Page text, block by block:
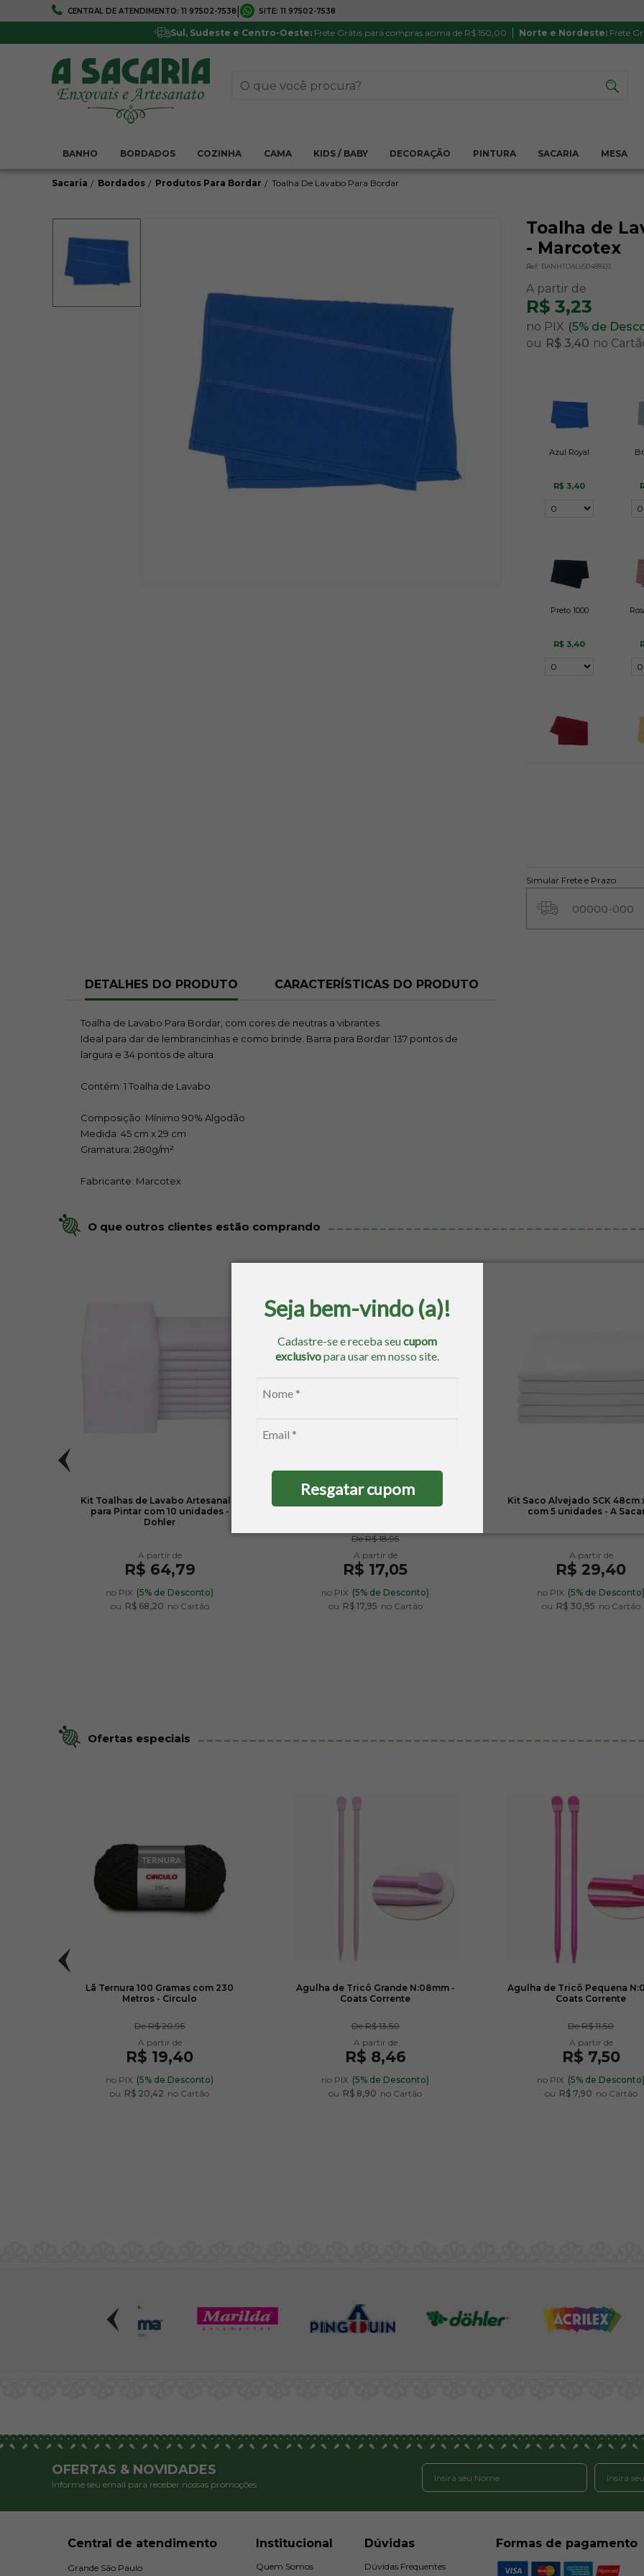
Seja bem-vindo (a)!
Cadastre-se e receba seucupom
exclusivopara usar em nosso site.
Resgatar cupom
CENTRAL DE ATENDIMENTO: 11 97502-7538 SITE: 11 97502-7538
Sul, Sudeste e Centro-Oeste:Frete Grátis para compras acima de R$ 150,00 Norte e Nordeste:Frete
BANHO BORDADOS COZINHA CAMA KIDS / BABY DECORAÇÃO PINTURA SACARIA MESA
FRETE GRÁTIS 5% DE DESCONTO
Pagamentos via boleto ou PIX Parcela mínima R$ 20,00 Satisfação
Sacaria Bordados Produtos Para Bordar Toalha De Lavabo Para Bordar
Toalha de
- Marcotex
Ref: BANHTOALVS0481603
R$ 3,23
no PIX (5% de
ou R$ 3,40 no
Azul Royal
R$ 3,40
Preto 1000
R$ 3,40
Laranja 906
Simular Frete e Prazo
DETALHES DO PRODUTO CARACTERÍSTICAS DO PRODUTO
Toalha de Lavabo Para Bordar, com cores de neutras a vibrantes.
Ideal para dar de lembrancinhas e como brinde. Barra para Bordar: 137 pontos de
largura e 34 pontos de altura.
Contém: 1 Toalha de Lavabo
Composição: Mínimo 90% Algodão
Medida: 45 cm x 29 cm
Gramatura: 280g/m²
Fabricante: Marcotex
O que outros clientes estão comprando
Kit Toalhas de Lavabo Artesanalle
para Pintar com 10 unidades -
Dohler
R$ 64,79
no PIX (5% de Desconto)
ou R$ 68,20 no Cartão
Toalha de Rosto Aveludada
DeR$ 18,95
R$ 17,05
no PIX (5% de Desconto)
ou R$ 17,95 no Cartão
Kit Saco Alvejado SCK 48cm
com 5 unidades - A
R$ 29,40
no PIX (5% de Desconto)
ou R$ 30,95 no Cartão
Ofertas especiais
Lã Ternura 100 Gramas com 230
Metros - Circulo
DeR$ 20,95
R$ 19,40
no PIX (5% de Desconto)
ou R$ 20,42 no Cartão
Agulha de Tricô Grande N:08mm -
Coats Corrente
DeR$ 13,50
R$ 8,46
no PIX (5% de Desconto)
ou R$ 8,90 no Cartão
Agulha de Tricô Pequena
Coats Corrente
DeR$ 11,50
R$ 7,50
no PIX (5% de Desconto)
ou R$ 7,90 no Cartão
OFERTAS & NOVIDADES
Informe seu email para receber nossas promoções:
Central de atendimento
Grande São Paulo
Institucional
Quem Somos
Dúvidas
Dúvidas Frequentes
Formas de pagamento